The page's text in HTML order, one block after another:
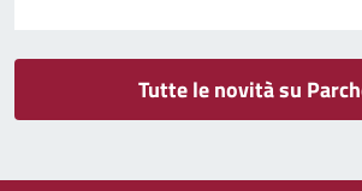
Tutte le novità su